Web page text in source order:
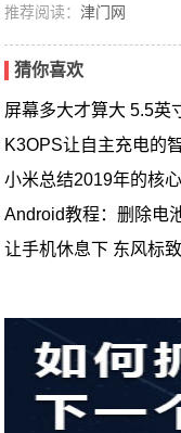
推荐阅读： 津门网
猜你喜欢
屏幕多大才算大 5.5英
K3OPS让自主充电的
小米总结2019年的核
Android教程：删除电
让手机休息下 东风标